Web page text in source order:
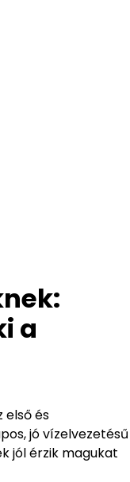
a
első és
jó vízelvezetésű
jól érzik magukat